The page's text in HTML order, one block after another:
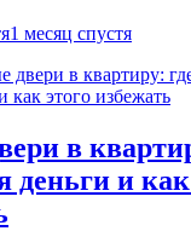
1 месяц спустя
в
деньги и как